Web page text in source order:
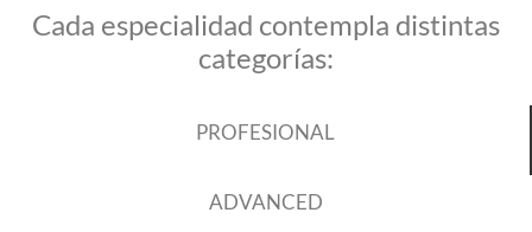
Cada especialidad contempla distintas
categorías:
PROFESIONAL
ADVANCED